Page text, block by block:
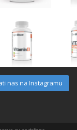
nas na Instagramu